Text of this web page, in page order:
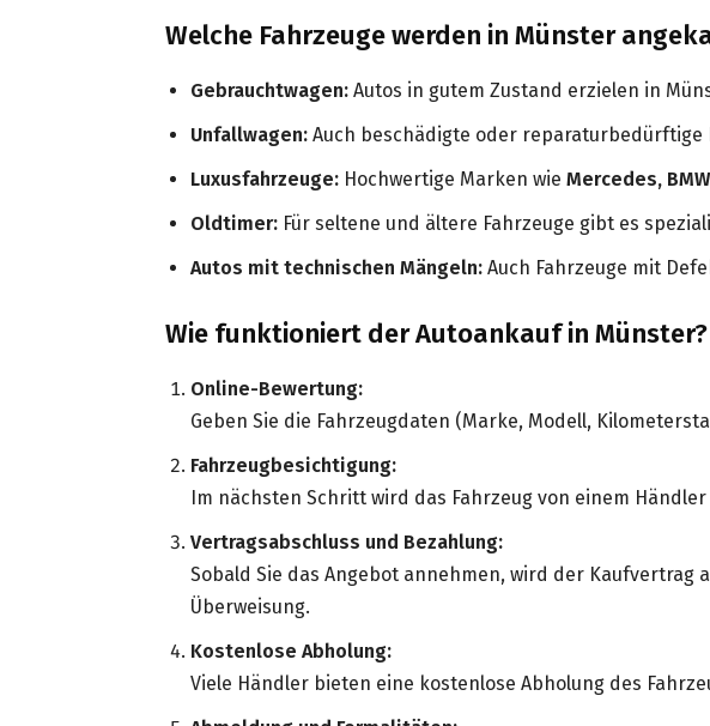
Welche Fahrzeuge werden in Münster
Gebrauchtwagen: Autos in gutem Zustand erzielen in
Unfallwagen: Auch beschädigte oder reparaturbedürftige
Luxusfahrzeuge: Hochwertige Marken wie Mercedes,
Oldtimer: Für seltene und ältere Fahrzeuge gibt es
Autos mit technischen Mängeln: Auch Fahrzeuge mit
Wie funktioniert der Autoankauf in Münster?
Online-Bewertung:
Geben Sie die Fahrzeugdaten (Marke, Modell,
Fahrzeugbesichtigung:
Im nächsten Schritt wird das Fahrzeug von einem
Vertragsabschluss und Bezahlung:
Sobald Sie das Angebot annehmen, wird der
Überweisung.
Kostenlose Abholung:
Viele Händler bieten eine kostenlose Abholung des